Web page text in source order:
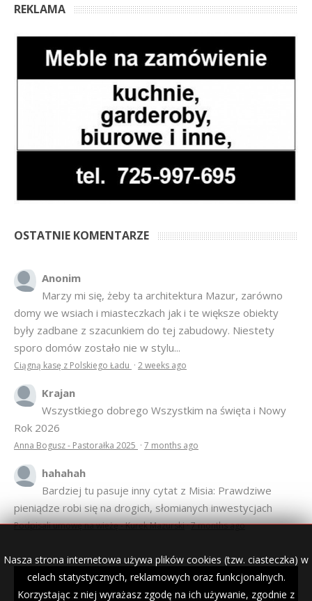
REKLAMA
Anonim
Marzy mi się, żeby ta architektura Mazur, zarówno
domy we wsiach i miasteczkach jak i te większe obiekty
były zadbane z szacunkiem do tej zabudowy. Niestety
sporo domów zostało nie w stylu...
Krajan
Wszystkiego dobrego Wszystkim na święta i Nowy
Rok 2026
hahahah
Bardziej tu pasuje inny cytat z Misia: Prawdziwe
pieniądze robi się na drogich, słomianych inwestycjach
Nasza strona internetowa używa plików cookies (tzw. ciasteczka) w
celach statystycznych, reklamowych oraz funkcjonalnych.
Korzystając z niej wyrażasz zgodę na ich używanie, zgodnie z